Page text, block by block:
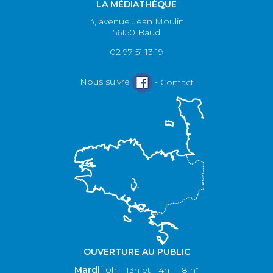
LA MÉDIATHÈQUE
3, avenue Jean Moulin
56150 Baud
02 97 51 13 19
Nous suivre - Contact
OUVERTURE AU PUBLIC
Mardi10h – 13h et 14h – 18 h*